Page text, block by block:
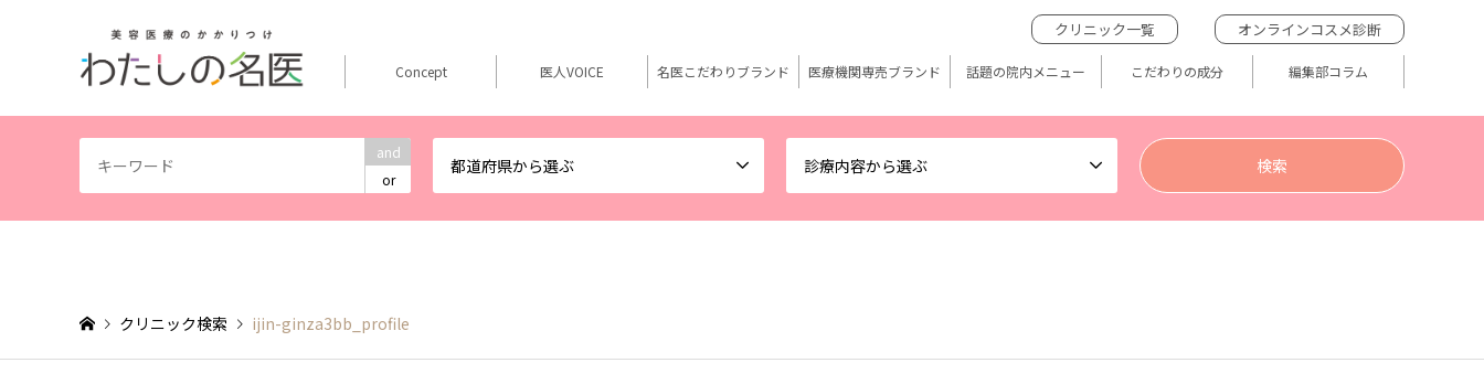
and
or
都道府県から選ぶ 診療内容から選ぶ
クリニック一覧 オンラインコスメ診断
Concept 医人VOICE 名医こだわりブランド 医療機関専売ブランド 話題の院内メニュー こだわりの成分 編集部コラム
クリニック検索 ijin-ginza3bb_profile